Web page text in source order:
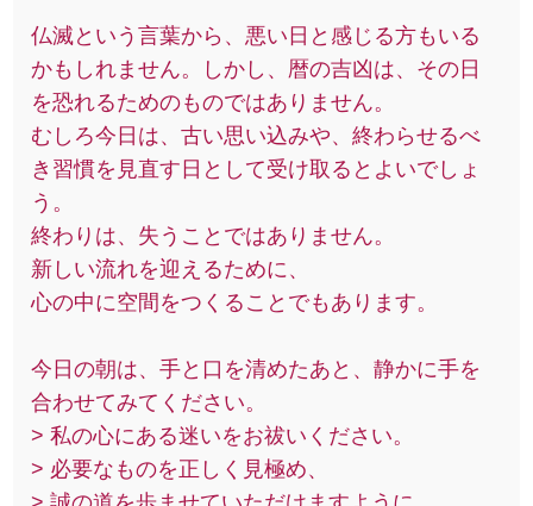
仏滅という言葉から、悪い日と感じる方もいる
かもしれません。しかし、暦の吉凶は、その日
を恐れるためのものではありません。
むしろ今日は、古い思い込みや、終わらせるべ
き習慣を見直す日として受け取るとよいでしょ
う。
終わりは、失うことではありません。
新しい流れを迎えるために、
心の中に空間をつくることでもあります。
今日の朝は、手と口を清めたあと、静かに手を
合わせてみてください。
> 私の心にある迷いをお祓いください。
> 必要なものを正しく見極め、